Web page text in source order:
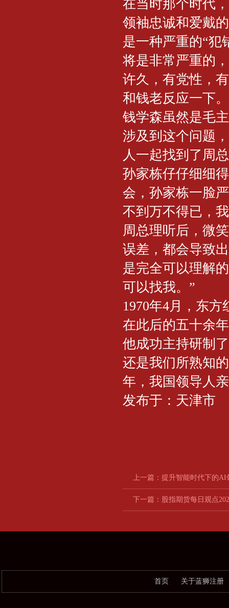
在当时那个时代
领袖忠诚和爱戴
是一种严重的“犯
将是非常严重的
许久，有党性，
和钱老反应一下
钱学森虽然是毛
涉及到这个问题
人一起找到了周
孙家栋仔仔细细
会，孙家栋一脸
不到万不得已，
周总理听后，微
误差，都会导致
是完全可以理解
可以找我。”
1970年4月，东
在此后的五十余
他成功主持研制
还是我们所熟知
年，我国领导人
发布于：天津市
上一篇： 提升智能时代下的AI
下一篇： 股指期货每日观点
首页 关于蓝狮注册